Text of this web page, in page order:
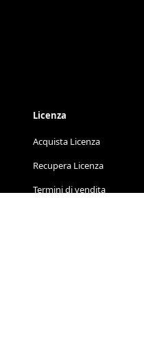
Licenza
Acquista Licenza
Recupera Licenza
Termini di vendita